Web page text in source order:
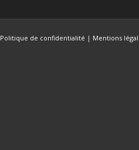
Politique de confidentialité | Mentions